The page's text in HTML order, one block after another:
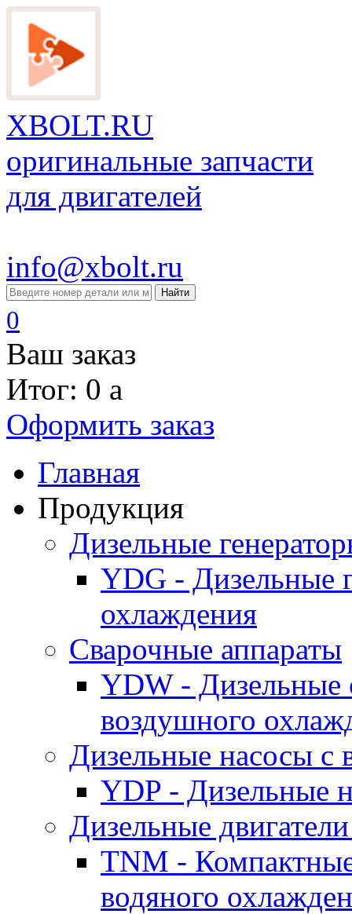
XBOLT.RU
оригинальные запчасти
для двигателей
info@xbolt.ru
Найти
0
Ваш заказ
Итог: 0 a
Оформить заказ
Главная
Продукция
Дизельные
YDG - Дизельные
охлаждения
Cварочные аппараты
YDW - Дизельные
воздушного
Дизельные насосы
YDP - Дизельные
Дизельные
TNM -
водяного